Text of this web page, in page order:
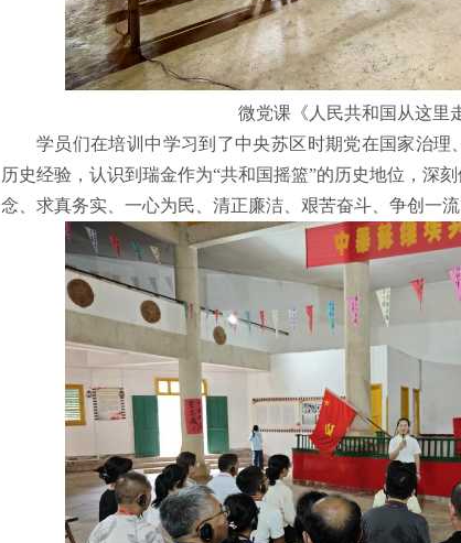
微党课《人民共和国从这里
学员们在培训中学习到了中央苏区时期党在国家治
历史经验，认识到瑞金作为“共和国摇篮”的历史地位，深
念、求真务实、一心为民、清正廉洁、艰苦奋斗、争创一